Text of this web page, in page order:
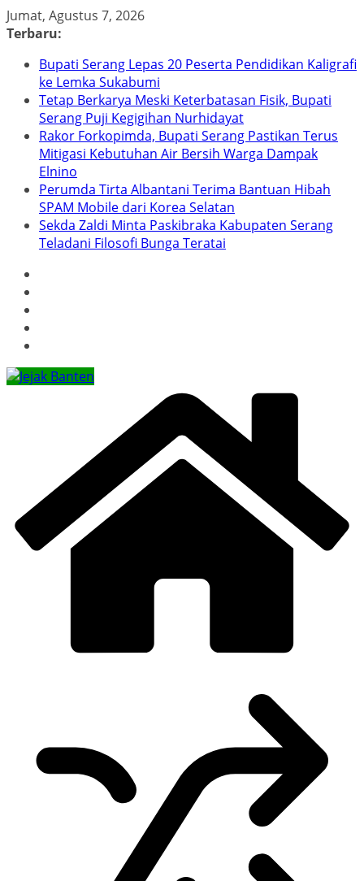
Skip
to
Jumat, Agustus 7, 2026
Terbaru:
Bupati Serang Lepas 20 Peserta Pendidikan Kaligrafi
ke Lemka Sukabumi
Tetap Berkarya Meski Keterbatasan Fisik, Bupati
Serang Puji Kegigihan Nurhidayat
Rakor Forkopimda, Bupati Serang Pastikan Terus
Mitigasi Kebutuhan Air Bersih Warga Dampak
Elnino
Perumda Tirta Albantani Terima Bantuan Hibah
SPAM Mobile dari Korea Selatan
Sekda Zaldi Minta Paskibraka Kabupaten Serang
Teladani Filosofi Bunga Teratai